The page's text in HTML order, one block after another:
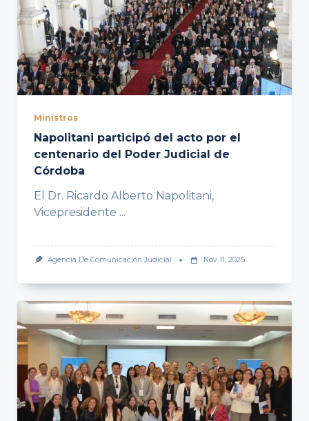
Ministros
Napolitani participó del acto por el
centenario del Poder Judicial de
Córdoba
El Dr. Ricardo Alberto Napolitani,
Vicepresidente ...
Agencia De Comunicación Judicial Nov 11, 2025